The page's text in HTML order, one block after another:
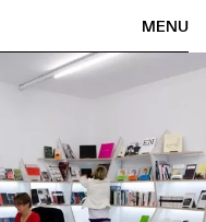
MENU